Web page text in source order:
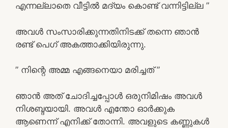
എന്നല്ലാതെ വീട്ടിൽ മദ്യം കൊണ്ട് വന്നിട്ടില്ല ”
അവൾ സംസാരിക്കുന്നതിനിടക്ക് തന്നെ ഞാൻ
രണ്ട് പെഗ് അകത്താക്കിയിരുന്നു.
” നിന്റെ അമ്മ എങ്ങനെയാ മരിച്ചത് ”
ഞാൻ അത്‌ ചോദിച്ചപ്പോൾ ഒരുനിമിഷം അവൾ
നിശബ്ദയായി. അവൾ എന്തോ ഓർക്കുക
ആണെന്ന് എനിക്ക് തോന്നി. അവളുടെ കണ്ണുകൾ